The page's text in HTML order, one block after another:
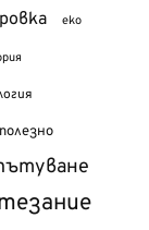
еко
полезно